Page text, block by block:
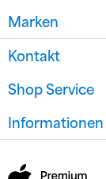
Marken
Kontakt
Shop Service
Informationen